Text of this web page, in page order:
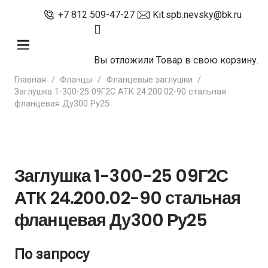
+7 812 509-47-27 Kit.spb.nevsky@bk.ru
Вы отложилиТовар в свою корзину.
Главная / Фланцы / Фланцевые заглушки /
Заглушка 1-300-25 09Г2С АТК 24.200.02-90 стальная
фланцевая Ду300 Ру25
Заглушка 1-300-25 09Г2С
АТК 24.200.02-90 стальная
фланцевая Ду300 Ру25
По запросу